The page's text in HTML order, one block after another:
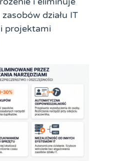
działu IT
projektami